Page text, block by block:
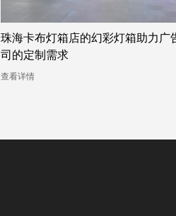
珠海卡布灯箱店的幻彩灯箱助力广
司的定制需求
查看详情